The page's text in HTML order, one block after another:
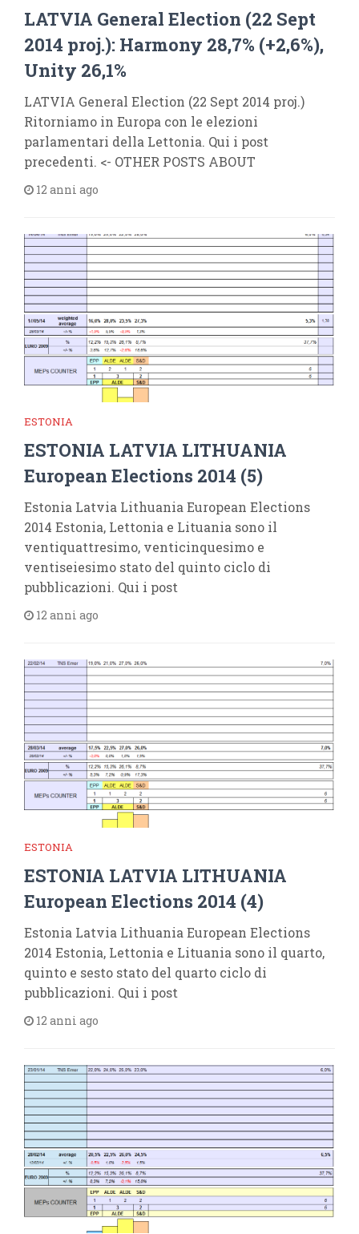
LATVIA General Election (22 Sept
2014 proj.): Harmony 28,7% (+2,6%),
Unity 26,1%
LATVIA General Election (22 Sept 2014 proj.)
Ritorniamo in Europa con le elezioni
parlamentari della Lettonia. Qui i post
precedenti. <- OTHER POSTS ABOUT
12 anni ago
ESTONIA
ESTONIA LATVIA LITHUANIA
European Elections 2014 (5)
Estonia Latvia Lithuania European Elections
2014 Estonia, Lettonia e Lituania sono il
ventiquattresimo, venticinquesimo e
ventiseiesimo stato del quinto ciclo di
pubblicazioni. Qui i post
12 anni ago
ESTONIA
ESTONIA LATVIA LITHUANIA
European Elections 2014 (4)
Estonia Latvia Lithuania European Elections
2014 Estonia, Lettonia e Lituania sono il quarto,
quinto e sesto stato del quarto ciclo di
pubblicazioni. Qui i post
12 anni ago